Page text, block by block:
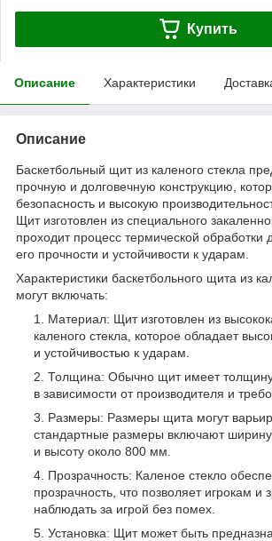
Купить
Описание Характеристики
Описание
Баскетбольный щит из каленого стекла
прочную и долговечную конструкцию,
безопасность и высокую
Щит изготовлен из специального
проходит процесс термической обработки
его прочности и устойчивости к ударам.
Характеристики баскетбольного щита из
могут включать:
Материал: Щит изготовлен из
каленого стекла, которое обладает
и устойчивостью к ударам.
Толщина: Обычно щит имеет
в зависимости от производителя и
Размеры: Размеры щита могут
стандартные размеры включают
и высоту около 800 мм.
Прозрачность: Каленое стекло
прозрачность, что позволяет игрокам и
наблюдать за игрой без помех.
Установка: Щит может быть